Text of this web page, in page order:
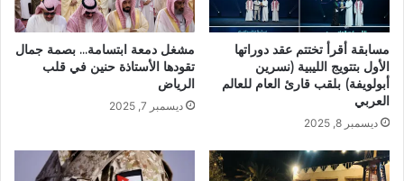
مسابقة أقرأ تختتم عقد دوراتها
الأول بتتويج الليبية (نسرين
أبولويفة) بلقب قارئ العام للعالم
العربي
ديسمبر 8, 2025
مشغل دمعة ابتسامة… بصمة جمال
تقودها الأستاذة حنين في قلب
الرياض
ديسمبر 7, 2025